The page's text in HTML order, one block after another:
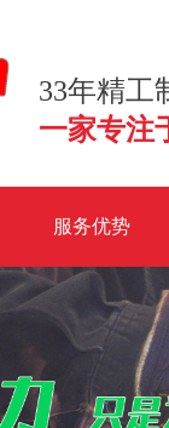
33年精
一家专注
服务优势